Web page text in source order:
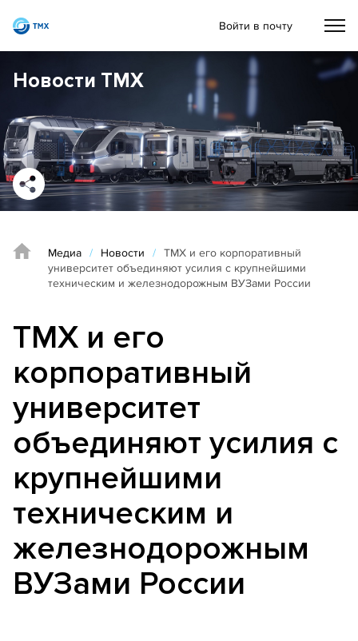
Войти в почту
Новости ТМХ
Медиа / Новости / ТМХ и его корпоративный
университет объединяют усилия с крупнейшими
техническим и железнодорожным ВУЗами России
ТМХ и его
корпоративный
университет
объединяют усилия с
крупнейшими
техническим и
железнодорожным
ВУЗами России